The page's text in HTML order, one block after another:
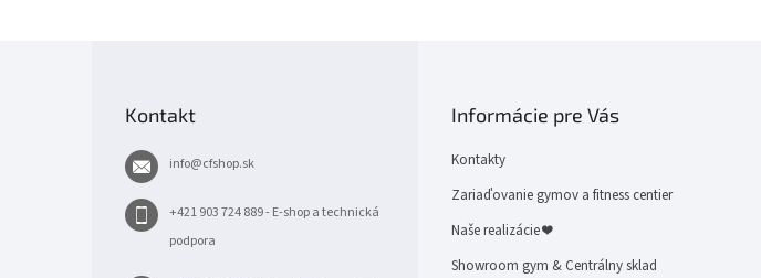
Kontakt
info@cfshop.sk
+421 903 724 889 - E-shop a technická
podpora
Informácie pre Vás
Kontakty
Zariaďovanie gymov a fitness centier
Naše realizácie ❤
Showroom gym & Centrálny sklad